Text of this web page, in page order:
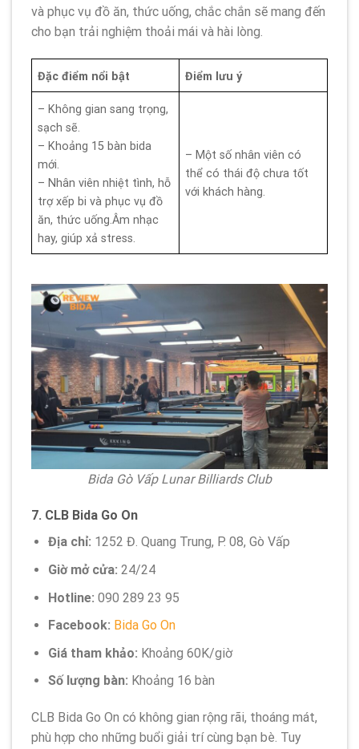
và phục vụ đồ ăn, thức uống, chắc chắn sẽ mang đến
cho bạn trải nghiệm thoải mái và hài lòng.
Đặc điểm nổi bật Điểm lưu ý
– Không gian sang trọng,
sạch sẽ.
– Khoảng 15 bàn bida
mới.
– Nhân viên nhiệt tình, hỗ
trợ xếp bi và phục vụ đồ
ăn, thức uống.Âm nhạc
hay, giúp xả stress.
– Một số nhân viên có
thể có thái độ chưa tốt
với khách hàng.
Bida Gò Vấp Lunar Billiards Club
7. CLB Bida Go On
Địa chỉ: 1252 Đ. Quang Trung, P. 08, Gò Vấp
Giờ mở cửa: 24/24
Hotline: 090 289 23 95
Facebook: Bida Go On
Giá tham khảo: Khoảng 60K/giờ
Số lượng bàn: Khoảng 16 bàn
CLB Bida Go On có không gian rộng rãi, thoáng mát,
phù hợp cho những buổi giải trí cùng bạn bè. Tuy